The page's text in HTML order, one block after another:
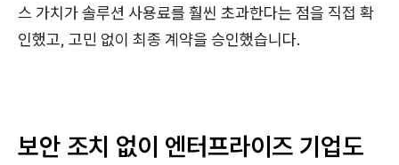
스 가치가 솔루션 사용료를 훨씬 초과한다는 점을 직접 확
인했고, 고민 없이 최종 계약을 승인했습니다.
보안 조치 없이 엔터프라이즈 기업도